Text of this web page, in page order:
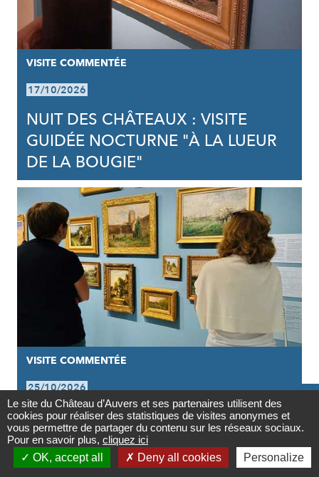
Contact

Newsletter
VISITE COMMENTÉE
17/10/2026
NUIT DES CHÂTEAUX : VISITE
GUIDÉE NOCTURNE "À LA LUEUR
DE LA BOUGIE"
VISITE COMMENTÉE
25/10/2026
VISITE GUIDÉE DE L'EXPOSITION |
VAN GOGH INFLUENCEUR
Le site du Château d’Auvers et ses partenaires utilisent des
cookies pour réaliser des statistiques de visites anonymes et
vous permettre de partager du contenu sur les réseaux sociaux.
Pour en savoir plus, cliquez ici
OK, accept all
Deny all cookies Personalize